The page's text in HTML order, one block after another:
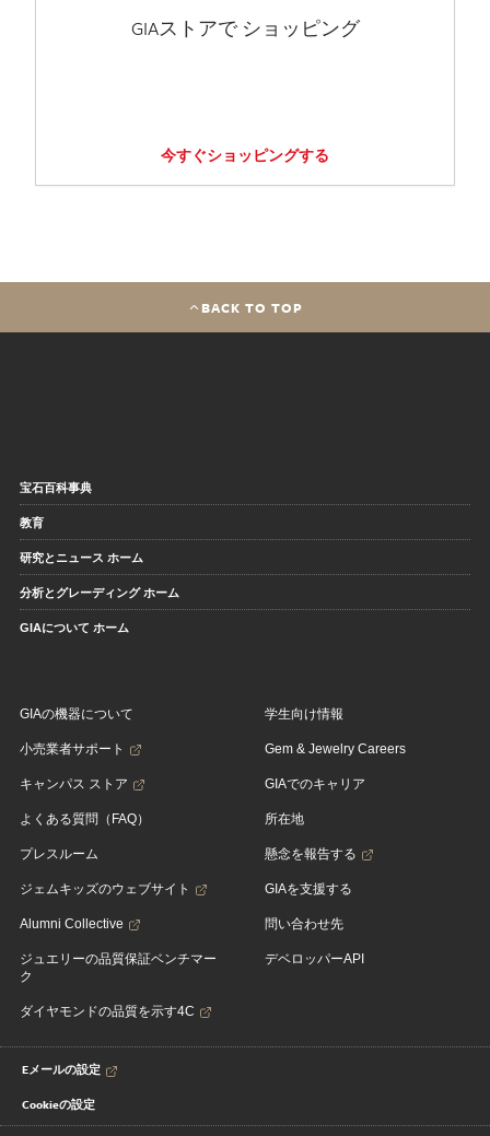
GIAストアで ショッピング
今すぐショッピングする
BACK TO TOP
宝石百科事典
教育
研究とニュース ホーム
分析とグレーディング ホーム
GIAについて ホーム
GIAの機器について
小売業者サポート
キャンパス ストア
よくある質問（FAQ）
プレスルーム
ジェムキッズのウェブサイト
Alumni Collective
ジュエリーの品質保証ベンチマー
ク
ダイヤモンドの品質を示す4C
学生向け情報
Gem & Jewelry Careers
GIAでのキャリア
所在地
懸念を報告する
GIAを支援する
問い合わせ先
デベロッパーAPI
Eメールの設定
Cookieの設定